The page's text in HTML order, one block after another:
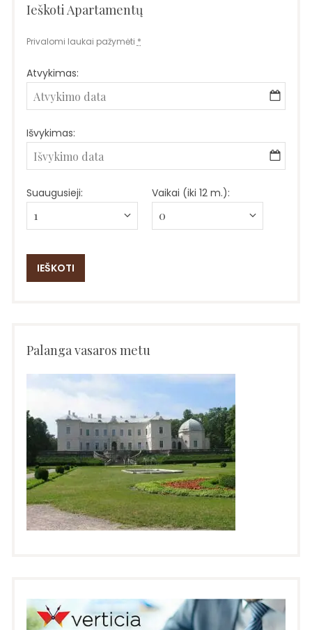
Ieškoti Apartamentų
Privalomi laukai pažymėti *
Atvykimas:
Išvykimas:
Suaugusieji: Vaikai (iki 12 m.):
Palanga vasaros metu